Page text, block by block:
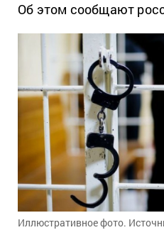
Об этом сообщают
Иллюстративное фото.